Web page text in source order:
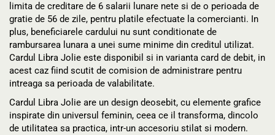
limita de creditare de 6 salarii lunare nete si de o perioada de
gratie de 56 de zile, pentru platile efectuate la comercianti. In
plus, beneficiarele cardului nu sunt conditionate de
rambursarea lunara a unei sume minime din creditul utilizat.
Cardul Libra Jolie este disponibil si in varianta card de debit, in
acest caz fiind scutit de comision de administrare pentru
intreaga sa perioada de valabilitate.
Cardul Libra Jolie are un design deosebit, cu elemente grafice
inspirate din universul feminin, ceea ce il transforma, dincolo
de utilitatea sa practica, intr-un accesoriu stilat si modern.